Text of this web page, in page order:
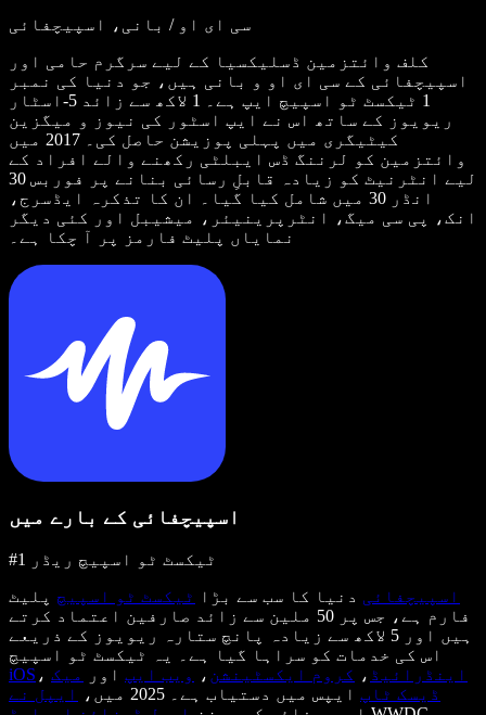
سی ای او / بانی، اسپیچفائی
کلف وائتزمین ڈسلیکسیا کے لیے سرگرم حامی اور
اسپیچفائی کے سی ای او و بانی ہیں، جو دنیا کی نمبر
1 ٹیکسٹ ٹو اسپیچ ایپ ہے۔ 1 لاکھ سے زائد 5-اسٹار
ریویوز کے ساتھ اس نے ایپ اسٹور کی نیوز و میگزین
کیٹیگری میں پہلی پوزیشن حاصل کی۔ 2017 میں
وائتزمین کو لرننگ ڈس ایبلٹی رکھنے والے افراد کے
لیے انٹرنیٹ کو زیادہ قابلِ رسائی بنانے پر فوربس 30
انڈر 30 میں شامل کیا گیا۔ ان کا تذکرہ ایڈسرج،
انک، پی سی میگ، انٹرپرینیئر، میشیبل اور کئی دیگر
نمایاں پلیٹ فارمز پر آ چکا ہے۔
اسپیچفائی کے بارے میں
#1 ٹیکسٹ ٹو اسپیچ ریڈر
اسپیچفائی دنیا کا سب سے بڑا ٹیکسٹ ٹو اسپیچ پلیٹ
فارم ہے، جس پر 50 ملین سے زائد صارفین اعتماد کرتے
ہیں اور 5 لاکھ سے زیادہ پانچ ستارہ ریویوز کے ذریعے
اس کی خدمات کو سراہا گیا ہے۔ یہ ٹیکسٹ ٹو اسپیچ
iOS ، اینڈرائیڈ ، کروم ایکسٹینشن ، ویب ایپ اور
میک
ڈیسک ٹاپ ایپس میں دستیاب ہے۔ 2025 میں،
ایپل نے